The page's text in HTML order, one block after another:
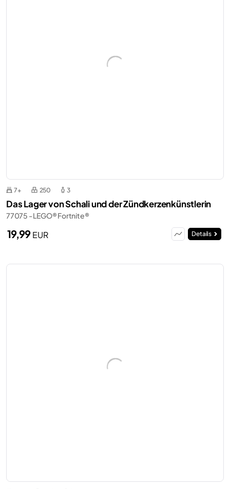
7+ 250 3
Das Lager von Schali und der Zündkerzenkünstlerin
77075 - LEGO® Fortnite®
19,99EUR Details